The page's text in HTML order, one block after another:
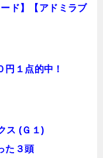
ド】【アドミラブ
円１点的中！
ス (Ｇ１)
た３頭